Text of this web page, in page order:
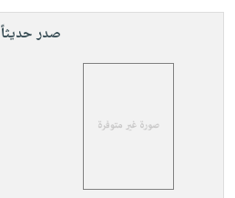
صدر حديثاً